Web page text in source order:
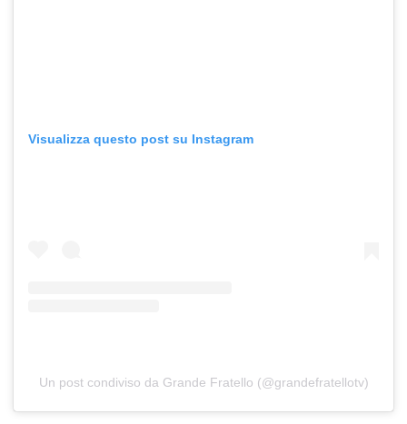
Visualizza questo post su Instagram
Un post condiviso da Grande Fratello (@grandefratellotv)